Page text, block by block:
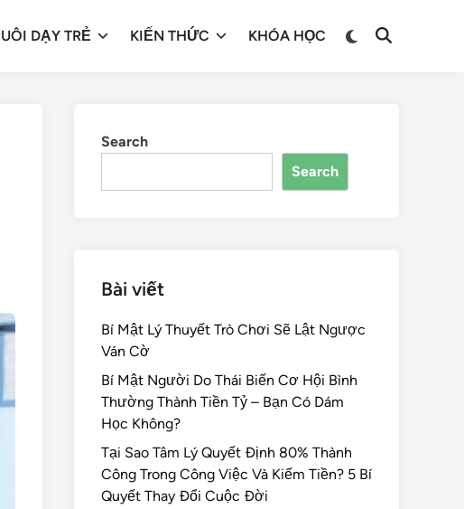
DẠY TRẺ KIẾN THỨC KHÓA HỌC
Search
Search
Bài viết
Bí Mật Lý Thuyết Trò Chơi Sẽ Lật Ngược
Ván Cờ
Bí Mật Người Do Thái Biến Cơ Hội Bình
Thường Thành Tiền Tỷ – Bạn Có Dám
Học Không?
Tại Sao Tâm Lý Quyết Định 80% Thành
Công Trong Công Việc Và Kiếm Tiền? 5 Bí
Quyết Thay Đổi Cuộc Đời